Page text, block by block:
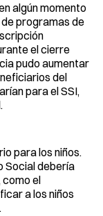
algún momento
programas de
el cierre
pudo aumentar
del
para el SSI,
para los niños.
Social debería
el
a los niños